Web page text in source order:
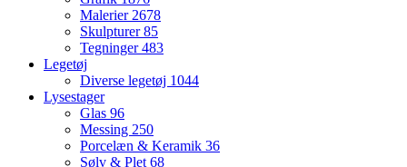
Malerier2678
Skulpturer85
Tegninger483
Legetøj
Diverse legetøj 1044
Lysestager
Glas 96
Messing 250
Porcelæn & Keramik 36
Sølv & Plet68